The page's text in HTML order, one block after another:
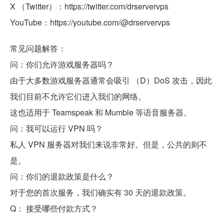
X （Twitter）：https://twitter.com/drservervps
YouTube：https://youtube.com/@drservervps
常见问题解答：
问：你们允许游戏服务器吗？
由于大多数游戏服务器通常会吸引 （D）DoS 攻击，因此
我们目前不允许它们进入我们的网络。
这也适用于 Teamspeak 和 Mumble 等语音服务器。
问：我可以运行 VPN 吗？
私人 VPN 服务器对我们来说非常好。但是，公共的则不
是。
问：你们的退款政策是什么？
对于您的首次服务，我们确实有 30 天的退款政策。
Q： 接受哪些付款方式？